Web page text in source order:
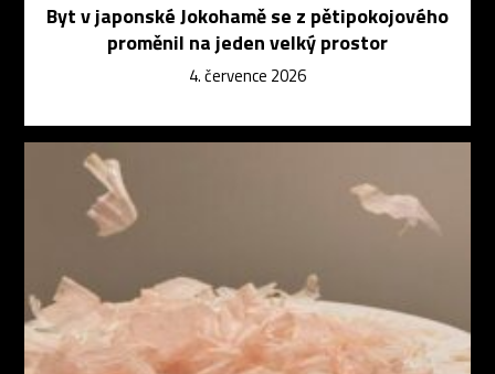
Byt v japonské Jokohamě se z pětipokojového
proměnil na jeden velký prostor
4. července 2026